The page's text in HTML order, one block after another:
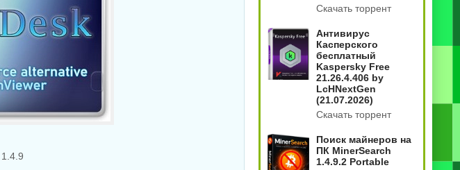
1.4.9
Скачать торрент
Антивирус
Касперского
бесплатный
Kaspersky Free
21.26.4.406 by
LcHNextGen
(21.07.2026)
Скачать торрент
Поиск майнеров на
ПК MinerSearch
1.4.9.2 Portable